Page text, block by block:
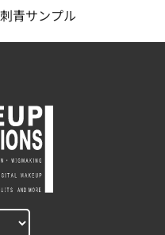
刺青サンプル